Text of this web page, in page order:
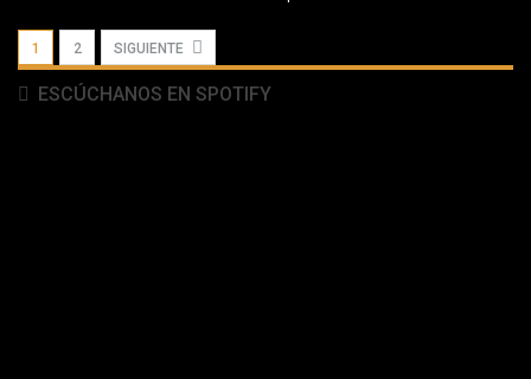
1 2 SIGUIENTE
ESCÚCHANOS EN SPOTIFY